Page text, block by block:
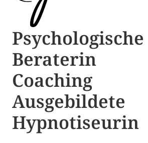
Psychologische ​​
Beraterin
Coaching
Ausgebildete​ ​
Hypnotiseurin